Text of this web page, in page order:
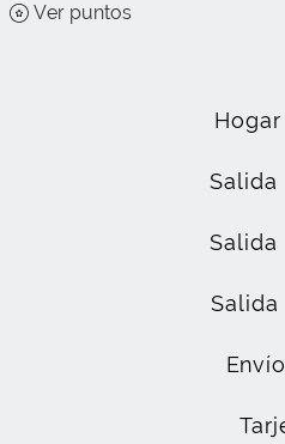
Ver puntos
Hogar
Salida
Salida
Salida
Envío